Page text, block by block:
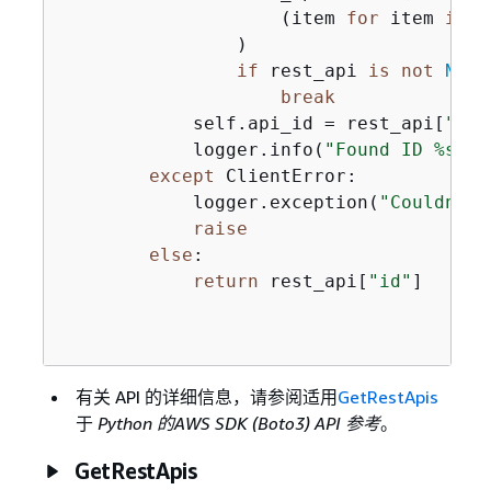
                    (item
for item in
                )
if rest_api is not None
break
            self.api_id = rest_api[
"id"
            logger.info(
"Found ID %s
except ClientError:
            logger.exception(
"Couldn't
raise
else :
return rest_api[ "id" ]
有关 API 的详细信息，请参阅适用GetRestApis
于 Python 的AWS SDK (Boto3) API 参考。
GetRestApis